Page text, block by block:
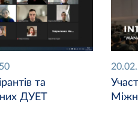
та
ДУЕТ